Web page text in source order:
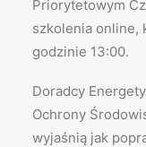
Priorytetowym
szkolenia online,
godzinie 13:00.
Doradcy
Ochrony
wyjaśnią jak